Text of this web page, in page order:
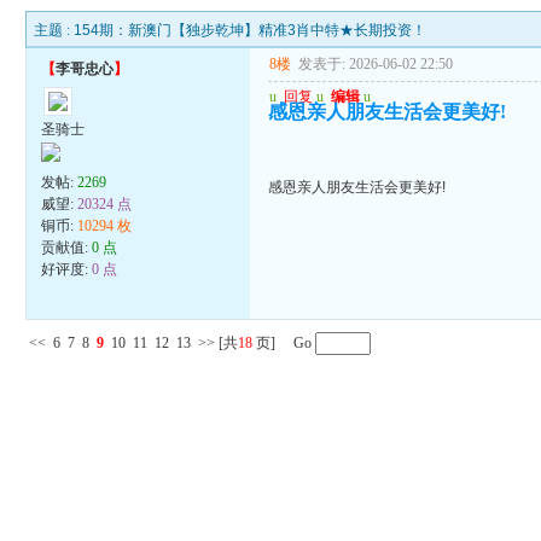
主题 : 154期：新澳门【独步乾坤】精准3肖中特★长期投资！
【李哥忠心】
圣骑士
发帖:2269
威望:20324 点
铜币: 10294 枚
贡献值:0 点
好评度:0 点
8楼 发表于: 2026-06-02 22:50
u 回复 u 编辑 u
感恩亲人朋友生活会更美好!
感恩亲人朋友生活会更美好!
<< 6 7 8 9 10 11 12 13 >> [共18 页] Go